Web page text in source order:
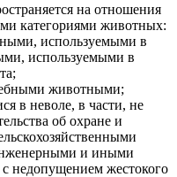
на отношения
категориями животных:
используемыми в
используемыми в
животными;
в неволе, в части, не
об охране и
и иными
недопущением жестокого